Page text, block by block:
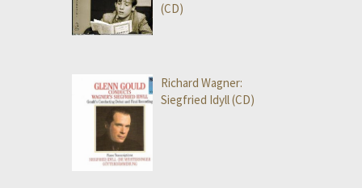
(CD)
Richard Wagner:
Siegfried Idyll (CD)